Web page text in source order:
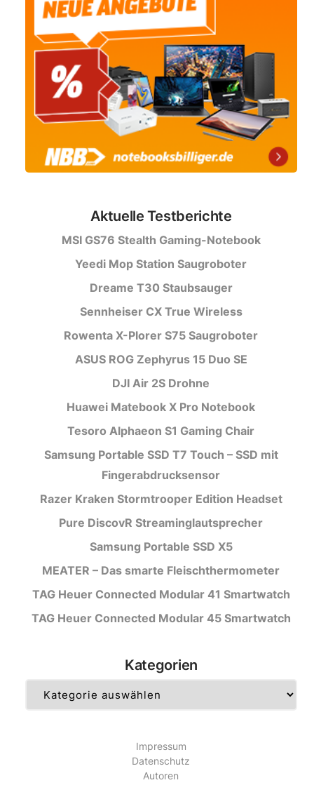
Aktuelle Testberichte
MSI GS76 Stealth Gaming-Notebook
Yeedi Mop Station Saugroboter
Dreame T30 Staubsauger
Sennheiser CX True Wireless
Rowenta X-Plorer S75 Saugroboter
ASUS ROG Zephyrus 15 Duo SE
DJI Air 2S Drohne
Huawei Matebook X Pro Notebook
Tesoro Alphaeon S1 Gaming Chair
Samsung Portable SSD T7 Touch – SSD mit
Fingerabdrucksensor
Razer Kraken Stormtrooper Edition Headset
Pure DiscovR Streaminglautsprecher
Samsung Portable SSD X5
MEATER – Das smarte Fleischthermometer
TAG Heuer Connected Modular 41 Smartwatch
TAG Heuer Connected Modular 45 Smartwatch
Kategorien
Impressum
Datenschutz
Autoren